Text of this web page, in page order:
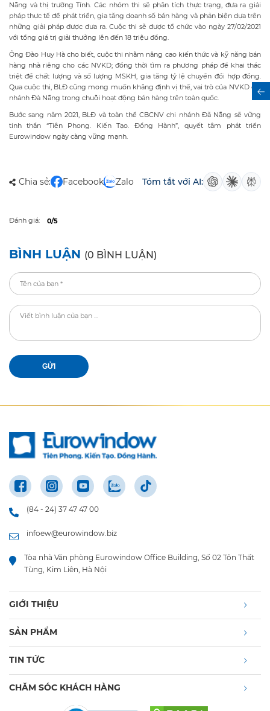
Nẵng và thị trường Tỉnh. Các nhóm thi sẽ phân tích thực trạng, đưa ra giải
pháp thực tế để phát triển, gia tăng doanh số bán hàng và phản biện dựa trên
những giải pháp được đưa ra. Cuộc thi sẽ được tổ chức vào ngày 27/02/2021
với tổng giá trị giải thưởng lên đến 18 triệu đồng.
Ông Đào Huy Hà cho biết, cuộc thi nhằm nâng cao kiến thức và kỹ năng bán
hàng nhà riêng cho các NVKD; đồng thời tìm ra phương pháp để khai thác
triệt để chất lượng và số lượng MSKH, gia tăng tỷ lệ chuyển đổi hợp đồng.
Qua cuộc thi, BLĐ cũng mong muốn khẳng định vị thế, vai trò của NVKD chi
nhánh Đà Nẵng trong chuỗi hoạt động bán hàng trên toàn quốc.
Bước sang năm 2021, BLĐ và toàn thể CBCNV chi nhánh Đã Nẵng sẽ vững
tinh thần “Tiên Phong. Kiến Tạo. Đồng Hành”, quyết tâm phát triển
Eurowindow ngày càng vững mạnh.
Chia sẻ: Facebook Zalo Tóm tắt với AI:
Đánh giá: 0/5
BÌNH LUẬN (0 BÌNH LUẬN)
GỬI
(84 - 24) 37 47 47 00
infoew@eurowindow.biz
Tòa nhà Văn phòng Eurowindow Office Building, Số 02 Tôn Thất
Tùng, Kim Liên, Hà Nội
GIỚI THIỆU
SẢN PHẨM
TIN TỨC
CHĂM SÓC KHÁCH HÀNG